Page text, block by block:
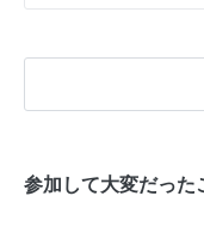
参加して大変だった